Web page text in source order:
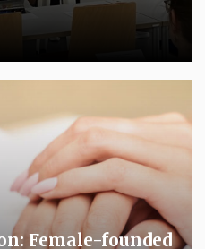
Female-founded